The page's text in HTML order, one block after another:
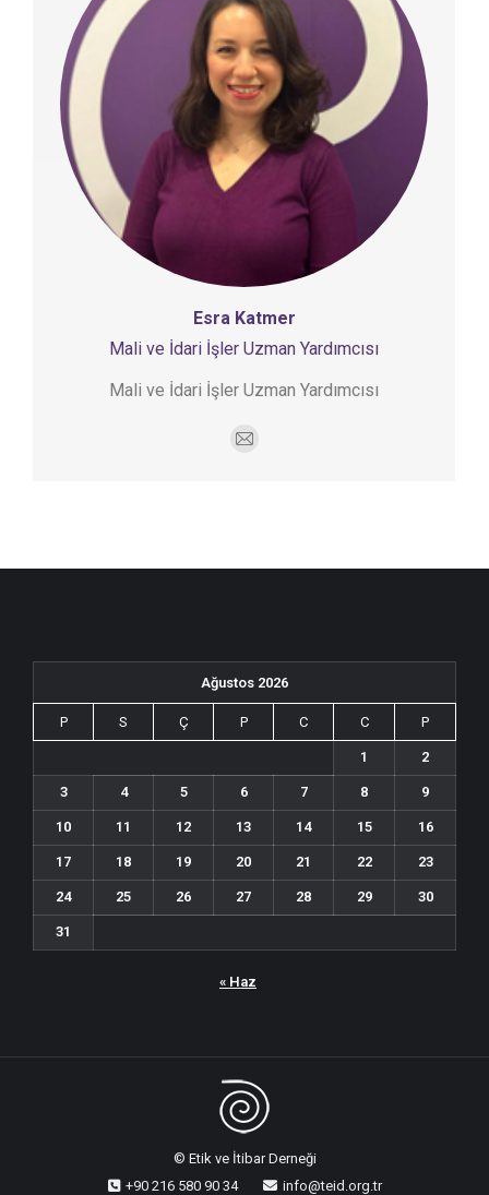
Esra Katmer
Mali ve İdari İşler Uzman Yardımcısı
Mali ve İdari İşler Uzman Yardımcısı
E-
Ağustos 2026
P S Ç P C C P
1 2
3 4 5 6 7 8 9
10 11 12 13 14 15 16
17 18 19 20 21 22 23
24 25 26 27 28 29 30
31
« Haz
© Etik ve İtibar Derneği
+90 216 580 90 34
info@teid.org.tr